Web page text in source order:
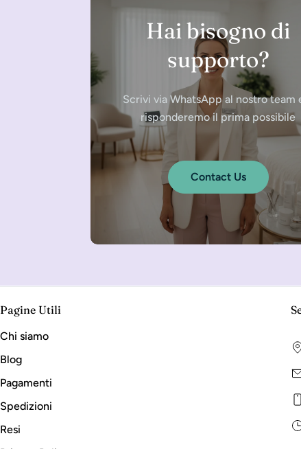
Hai bisogno di
supporto?
Scrivi via WhatsApp al nostro team
risponderemo il prima possibile
Contact Us
Pagine Utili
Chi siamo
Blog
Pagamenti
Spedizioni
Resi